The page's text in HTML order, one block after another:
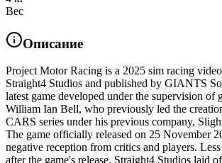
Вес
Описание
Project Motor Racing is a 2025 sim racing
Straight4 Studios and published by GIANTS
latest game developed under the supervision of
William Ian Bell, who previously led the
CARS series under his previous company,
The game officially released on 25 November
negative reception from critics and players.
after the game's release, Straight4 Studios laid